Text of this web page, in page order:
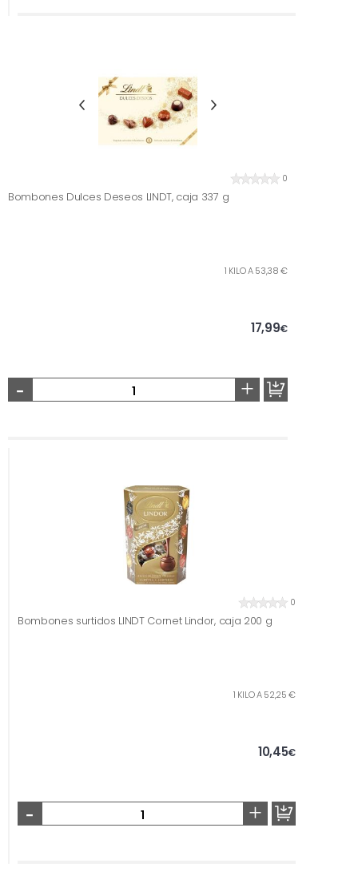
0
Bombones Dulces Deseos LINDT, caja 337 g
1 KILO A 53,38 €
17,99€
- +
0
Bombones surtidos LINDT Cornet Lindor, caja 200 g
1 KILO A 52,25 €
10,45€
- +